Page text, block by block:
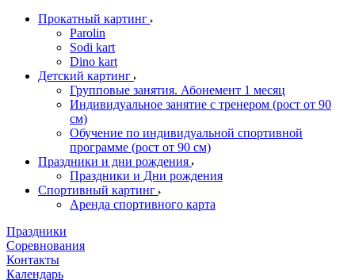
Прокатный картинг
Parolin
Sodi kart
Dino kart
Детский картинг
Групповые занятия. Абонемент 1 месяц
Индивидуальное занятие с тренером (рост от 90
см)
Обучение по индивидуальной спортивной
программе (рост от 90 см)
Праздники и дни рождения
Праздники и Дни рождения
Спортивный картинг
Аренда спортивного карта
Праздники
Соревнования
Контакты
Календарь